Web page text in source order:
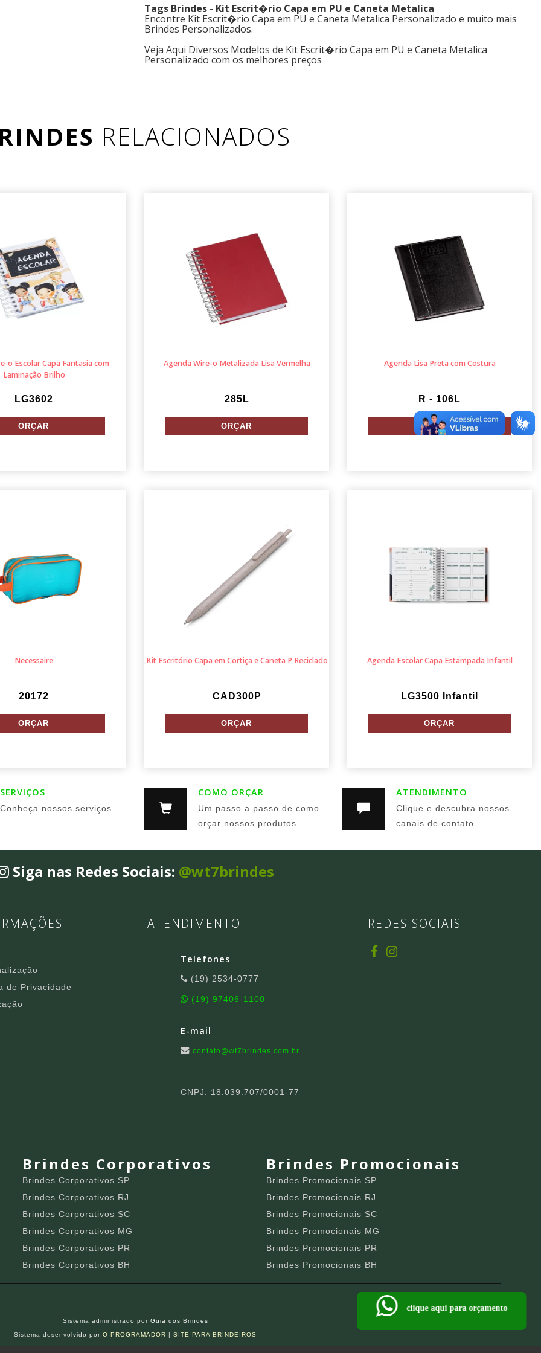
Tags Brindes - Kit Escrit�rio Capa em PU e Caneta Metalica
Encontre Kit Escrit�rio Capa em PU e Caneta Metalica Personalizado e muito mais
Brindes Personalizados.
Veja Aqui Diversos Modelos de Kit Escrit�rio Capa em PU e Caneta Metalica
Personalizado com os melhores preços
RELACIONADOS
o Escolar Capa Fantasia com
Laminação Brilho
LG3602
Agenda Wire-o Metalizada Lisa Vermelha
285L
Agenda Lisa Preta com Costura
R - 106L
Necessaire
20172
Kit Escritório Capa em Cortiça e Caneta P Reciclado
CAD300P
Agenda Escolar Capa Estampada Infantil
LG3500 Infantil
SERVIÇOS
Conheça nossos serviços
COMO ORÇAR
Um passo a passo de como
orçar nossos produtos
ATENDIMENTO
Clique e descubra nossos
canais de contato
Siga nas Redes Sociais: @wt7brindes
de Privacidade
ATENDIMENTO
Telefones
(19) 2534-0777
(19) 97406-1100
E-mail
contato@wt7brindes.com.br
CNPJ: 18.039.707/0001-77
REDES SOCIAIS
Brindes Corporativos
Brindes Corporativos SP
Brindes Corporativos RJ
Brindes Corporativos SC
Brindes Corporativos MG
Brindes Corporativos PR
Brindes Corporativos BH
Brindes Promocionais
Brindes Promocionais SP
Brindes Promocionais RJ
Brindes Promocionais SC
Brindes Promocionais MG
Brindes Promocionais PR
Brindes Promocionais BH
Sistema administrado por Guia dos Brindes
Sistema desenvolvido por O PROGRAMADOR | SITE PARA BRINDEIROS
clique aqui para orçamento